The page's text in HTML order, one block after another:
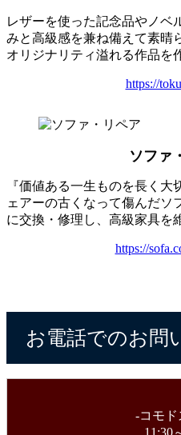
レザーを使った記念品やノベ
みと高級感を兼ね備えて素晴
オリジナリティ溢れる作品を
https://
ソファ
『価値ある一生ものを長く
ェアーの古くなって傷んだソ
に交換・修理し、高級家具を
https://
お電話でのお問
-コモド
11:30